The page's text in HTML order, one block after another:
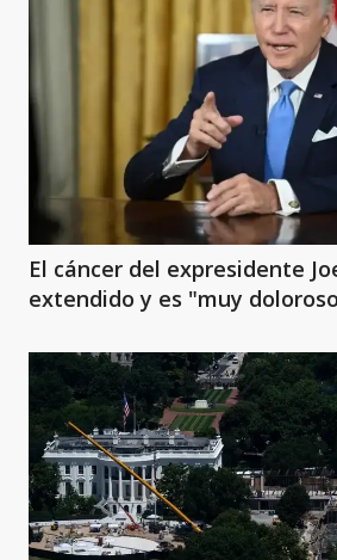
El cáncer del expresidente
extendido y es "muy